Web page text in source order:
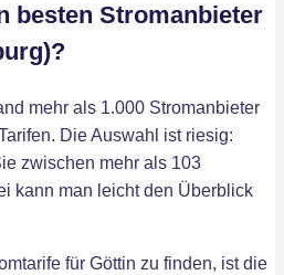
besten Stromanbieter
mehr als 1.000 Stromanbieter
Die Auswahl ist riesig:
zwischen mehr als 103
kann man leicht den Überblick
für Göttin zu finden, ist die